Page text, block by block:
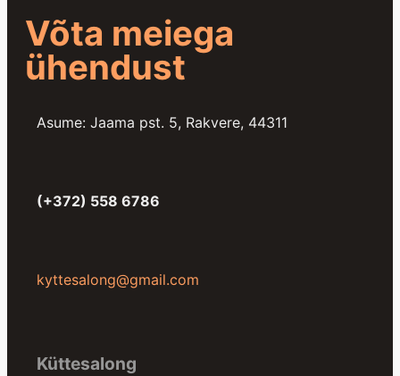
Võta meiega
ühendust
Asume: Jaama pst. 5, Rakvere, 44311
(+372) 558 6786
kyttesalong@gmail.com
Küttesalong